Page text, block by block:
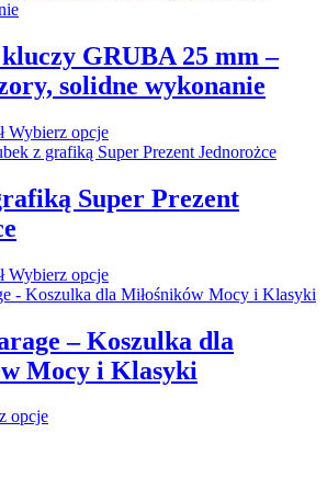
GRUBA 25 mm –
solidne wykonanie
Aktualna
cena
17,99 zł.
Wybierz opcje
Super Prezent
Aktualna
cena
22,99 zł.
Wybierz opcje
– Koszulka dla
Mocy i Klasyki
opcje